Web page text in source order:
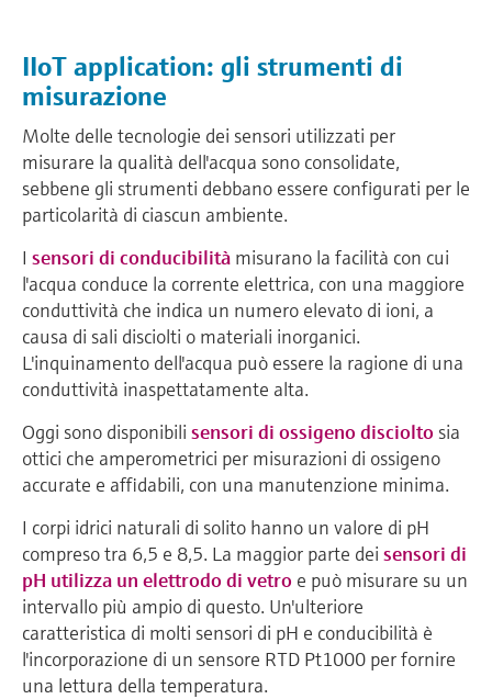
IIoT application: gli strumenti di
misurazione
Molte delle tecnologie dei sensori utilizzati per
misurare la qualità dell'acqua sono consolidate,
sebbene gli strumenti debbano essere configurati per le
particolarità di ciascun ambiente.
I sensori di conducibilità misurano la facilità con cui
l'acqua conduce la corrente elettrica, con una maggiore
conduttività che indica un numero elevato di ioni, a
causa di sali disciolti o materiali inorganici.
L'inquinamento dell'acqua può essere la ragione di una
conduttività inaspettatamente alta.
Oggi sono disponibili sensori di ossigeno disciolto sia
ottici che amperometrici per misurazioni di ossigeno
accurate e affidabili, con una manutenzione minima.
I corpi idrici naturali di solito hanno un valore di pH
compreso tra 6,5 ​​e 8,5. La maggior parte dei sensori di
pH utilizza un elettrodo di vetro e può misurare su un
intervallo più ampio di questo. Un'ulteriore
caratteristica di molti sensori di pH e conducibilità è
l'incorporazione di un sensore RTD Pt1000 per fornire
una lettura della temperatura.